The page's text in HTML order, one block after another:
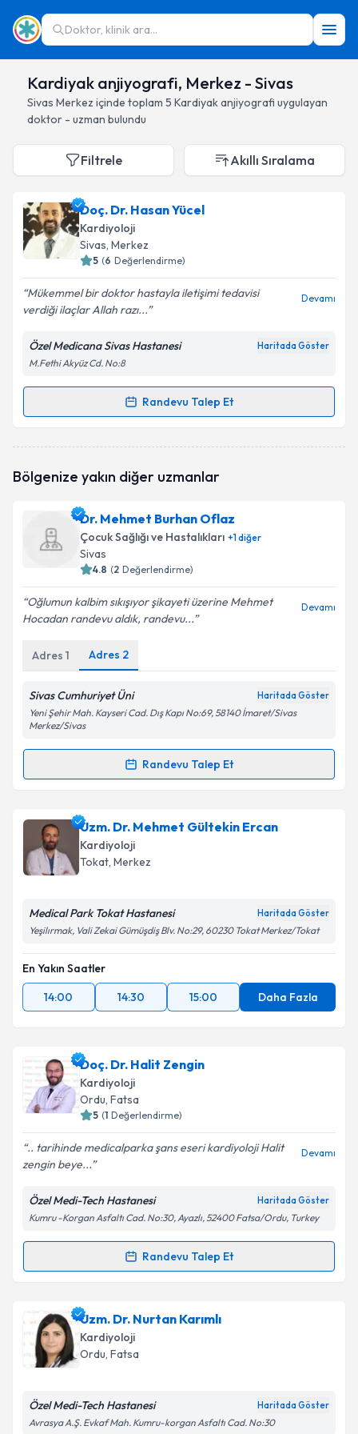
Doktor, klinik ara...
Kardiyak anjiyografi, Merkez - Sivas
Sivas Merkez içinde toplam 5 Kardiyak anjiyografi uygulayan
doktor - uzman bulundu
Filtrele Akıllı Sıralama
Doç. Dr. Hasan Yücel
Kardiyoloji
Sivas, Merkez
5 (6 Değerlendirme)
Mükemmel bir doktor hastayla iletişimi tedavisi
verdiği ilaçlar Allah razı...
Devamı
Özel Medicana Sivas Hastanesi Haritada Göster
M.Fethi Akyüz Cd. No:8
Randevu Talep Et
Randevu Takvimi Talebi
oluşturun. Size bu uzmandan randevu almanız için bir
E-posta Adresiniz
Kişisel verilerimin işlenmesine ilişkinAydınlatma
Metni'ni okudum ve kişisel verilerimin belirtilen
Takvim Talebini Gönder
Bölgenize yakın diğer uzmanlar
Dr. Mehmet Burhan Oflaz
Çocuk Sağlığı ve Hastalıkları +1diğer
Sivas
4.8 (2 Değerlendirme)
Oğlumun kalbim sıkışıyor şikayeti üzerine Mehmet
Hocadan randevu aldık, randevu...
Devamı
Adres 1 Adres 2
Sivas Cumhuriyet Üni Haritada Göster
Yeni Şehir Mah. Kayseri Cad. Dış Kapı No:69, 58140 İmaret/Sivas
Merkez/Sivas
Randevu Talep Et
Randevu Takvimi Talebi
Dr. Mehmet Burhan Oflaziçin randevu takvimi
talebi oluşturun. Size bu uzmandan randevu almanız
için bir takvim hazırlandığında e-posta ile
bilgilendireceğiz.
Kişisel verilerimin işlenmesine ilişkinAydınlatma
'ni okudum ve kişisel verilerimin belirtilen
kapsamda işlenmesini kabul ediyorum.
Takvim Talebini Gönder
Uzm. Dr. Mehmet Gültekin Ercan
Kardiyoloji
Tokat, Merkez
Medical Park Tokat Hastanesi Haritada Göster
Yeşilırmak, Vali Zekai Gümüşdiş Blv. No:29, 60230 Tokat Merkez/Tokat
En Yakın Saatler
14:00
14:30 15:00 Daha Fazla
Doç. Dr. Halit Zengin
Kardiyoloji
Ordu, Fatsa
5 (1 Değerlendirme)
.. tarihinde medicalparka şans eseri kardiyoloji Halit
zengin beye...
Devamı
Özel Medi-Tech Hastanesi Haritada Göster
Kumru -Korgan Asfaltı Cad. No:30, Ayazlı, 52400 Fatsa/Ordu, Turkey
Randevu Talep Et
Randevu Takvimi Talebi
Doç. Dr. Halit Zenginiçin randevu takvimi talebi
oluşturun. Size bu uzmandan randevu almanız için bir
takvim hazırlandığında e-posta ile bilgilendireceğiz.
Uzm. Dr. Nurtan Karımlı
Kardiyoloji
Ordu, Fatsa
Özel Medi-Tech Hastanesi Haritada Göster
Avrasya A.Ş. Evkaf Mah. Kumru-korgan Asfaltı Cad. No:30